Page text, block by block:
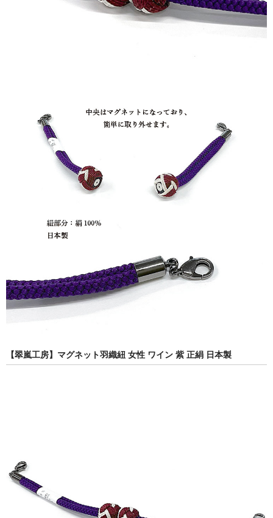
【翠嵐工房】マグネット羽織紐 女性 ワイン 紫 正絹 日本製